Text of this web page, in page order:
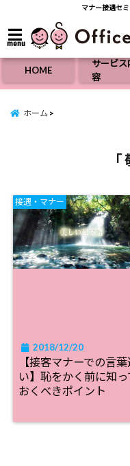
マナー接遇セ
menu
HOME
サービス
容
ホーム
接遇・マナー
2018/12/20
【接客マナーでの言葉
い】恥をかく前に知っ
おくべきポイント